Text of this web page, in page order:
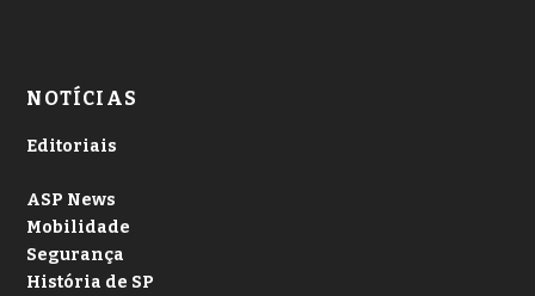
NOTÍCIAS
Editoriais
ASP News
Mobilidade
Segurança
História de SP